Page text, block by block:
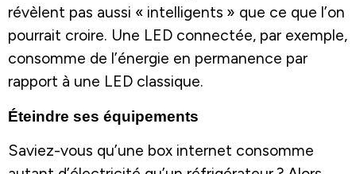
révèlent pas aussi « intelligents » que ce que l’on
pourrait croire. Une LED connectée, par exemple,
consomme de l’énergie en permanence par
rapport à une LED classique.
Éteindre ses équipements
Saviez-vous qu’une box internet consomme